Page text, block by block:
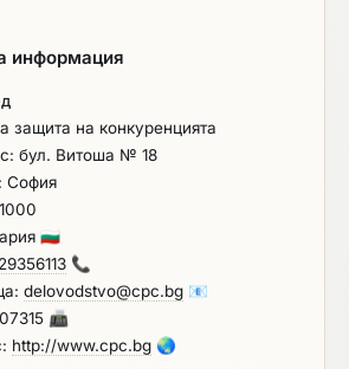
следва да бъде
Застраховката следва да покрива
на Изпълнителя и не може да
за обезпечение на
на Изпълнителя по друг договор.
информация
защита на конкуренцията
бул. Витоша № 18
София
🇧🇬
📞
delovodstvo@cpc.bg 📧
📠
http://www.cpc.bg 🌏